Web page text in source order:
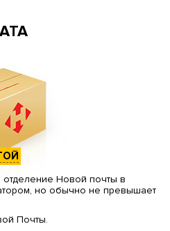
Новой почты в
но обычно не превышает
Почты.